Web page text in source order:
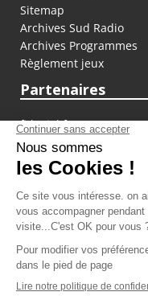
Sitemap
Archives Sud Radio
Archives Programmes
Règlement jeux
Partenaires
fiducial.fr
lyoncapitale.fr
olympique-et-
L'application
Les cookies